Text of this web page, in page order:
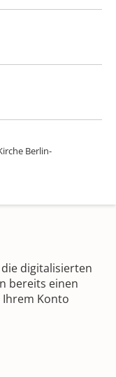
Berlin-
digitalisierten
bereits einen
Ihrem Konto